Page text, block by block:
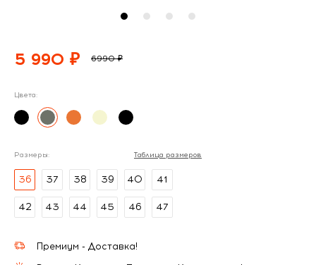
5 990 ₽ 6990 ₽
Цвета:
Размеры: Таблица размеров
36 37 38 39 40 41
42 43 44 45 46 47
Премиум - Доставка!